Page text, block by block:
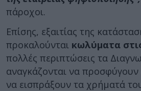
πάροχοι.
Επίσης, εξαιτίας της
προκαλούνται κωλύματα
πολλές περιπτώσεις τα
αναγκάζονται να προσφύγουν
να εισπράξουν τα χρήματά